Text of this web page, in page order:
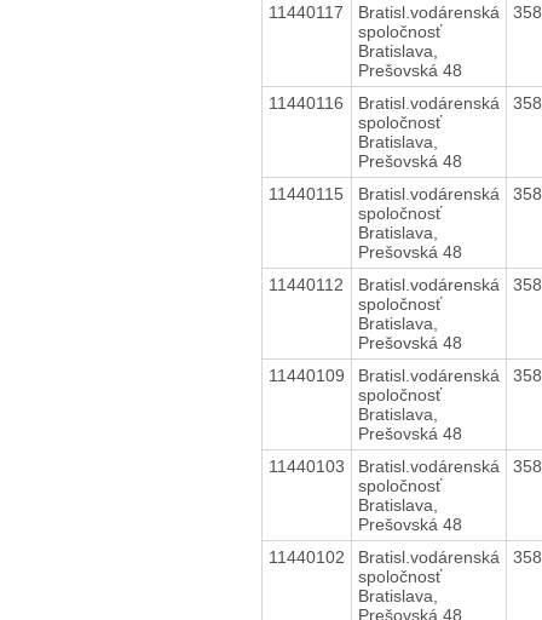
11440117
Bratisl.vodárenská
spoločnosť
Bratislava,
Prešovská 48
11440116
Bratisl.vodárenská
spoločnosť
Bratislava,
Prešovská 48
11440115
Bratisl.vodárenská
spoločnosť
Bratislava,
Prešovská 48
11440112
Bratisl.vodárenská
spoločnosť
Bratislava,
Prešovská 48
11440109
Bratisl.vodárenská
spoločnosť
Bratislava,
Prešovská 48
11440103
Bratisl.vodárenská
spoločnosť
Bratislava,
Prešovská 48
11440102
Bratisl.vodárenská
spoločnosť
Bratislava,
Prešovská 48